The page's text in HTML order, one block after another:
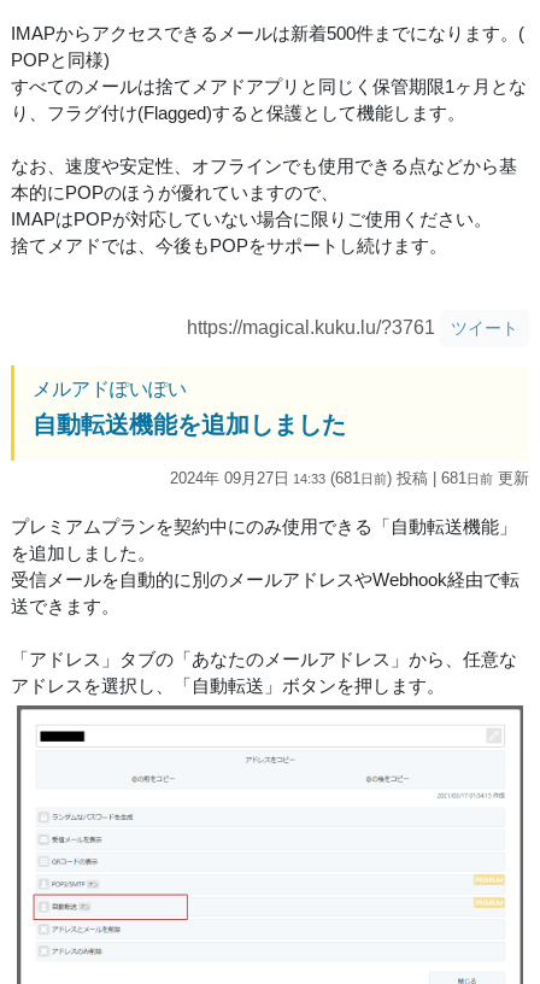
IMAPからアクセスできるメールは新着500件までになります。(
POPと同様)
すべてのメールは捨てメアドアプリと同じく保管期限1ヶ月とな
り、フラグ付け(Flagged)すると保護として機能します。
なお、速度や安定性、オフラインでも使用できる点などから基
本的にPOPのほうが優れていますので、
IMAPはPOPが対応していない場合に限りご使用ください。
捨てメアドでは、今後もPOPをサポートし続けます。
https://magical.kuku.lu/?3761 ツイート
メルアドぽいぽい
自動転送機能を追加しました
2024年 09月27日 14:33 (681 日前) 投稿 | 681 日前 更新
プレミアムプランを契約中にのみ使用できる「自動転送機能」
を追加しました。
受信メールを自動的に別のメールアドレスやWebhook経由で転
送できます。
「アドレス」タブの「あなたのメールアドレス」から、任意な
アドレスを選択し、「自動転送」ボタンを押します。